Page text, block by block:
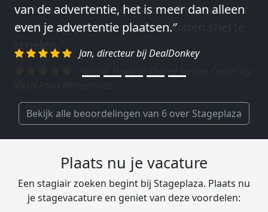
van de advertentie, het is meer dan alleen
even je advertentie plaatsen.″
Jan, directeur bij DealDonkey
ervaringen met Stageplaza: elke keer weer
weet Stageplaza prima kandidaten snel te
regelen.″
Bekijk alle beoordelingen van 6 over Stageplaza
Plaats nu je vacature
Een stagiair zoeken begint bij Stageplaza. Plaats nu
je stagevacature en geniet van deze voordelen: